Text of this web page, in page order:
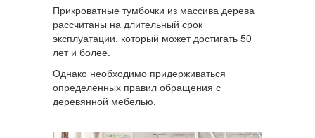
Прикроватные тумбочки из массива дерева
рассчитаны на длительный срок
эксплуатации, который может достигать 50
лет и более.
Однако необходимо придерживаться
определенных правил обращения с
деревянной мебелью.